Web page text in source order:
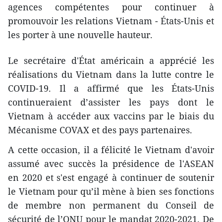
agences compétentes pour continuer à
promouvoir les relations Vietnam - États-Unis et
les porter à une nouvelle hauteur.
Le secrétaire d'État américain a apprécié les
réalisations du Vietnam dans la lutte contre le
COVID-19. Il a affirmé que les États-Unis
continueraient d’assister les pays dont le
Vietnam à accéder aux vaccins par le biais du
Mécanisme COVAX et des pays partenaires.
A cette occasion, il a félicité le Vietnam d'avoir
assumé avec succès la présidence de l'ASEAN
en 2020 et s'est engagé à continuer de soutenir
le Vietnam pour qu’il mène à bien ses fonctions
de membre non permanent du Conseil de
sécurité de l’ONU pour le mandat 2020-2021. De